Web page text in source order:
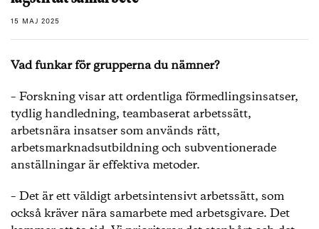
15 MAJ 2025
Vad funkar för grupperna du nämner?
– Forskning visar att ordentliga förmedlingsinsatser,
tydlig handledning, teambaserat arbetssätt,
arbetsnära insatser som används rätt,
arbetsmarknadsutbildning och subventionerade
anställningar är effektiva metoder.
– Det är ett väldigt arbetsintensivt arbetssätt, som
också kräver nära samarbete med arbetsgivare. Det